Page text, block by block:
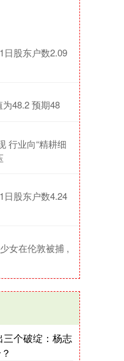
日股东户数2.09
48.2 预期48
行业向“精耕细
日股东户数4.24
女在伦敦被捕 ,
三个破绽：杨志